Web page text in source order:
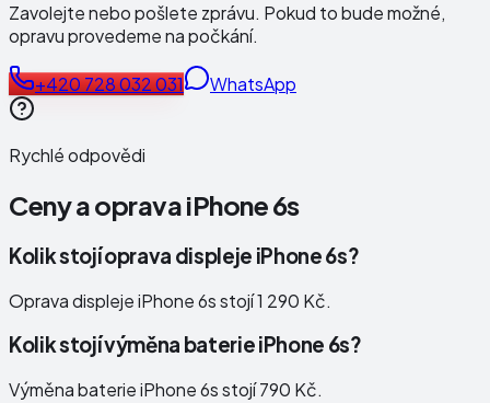
Zavolejte nebo pošlete zprávu. Pokud to bude možné,
opravu provedeme na počkání.
+420 728 032 031 WhatsApp
Rychlé odpovědi
Ceny a opravaiPhone 6s
Kolik stojí oprava displeje iPhone 6s?
Oprava displeje iPhone 6s stojí 1 290 Kč.
Kolik stojí výměna baterie iPhone 6s?
Výměna baterie iPhone 6s stojí 790 Kč.